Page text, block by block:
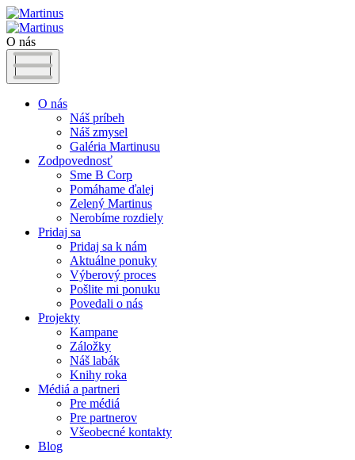
O nás
O nás
Náš príbeh
Náš zmysel
Galéria Martinusu
Zodpovednosť
Sme B Corp
Pomáhame ďalej
Zelený Martinus
Nerobíme rozdiely
Pridaj sa
Pridaj sa k nám
Aktuálne ponuky
Výberový proces
Pošlite mi ponuku
Povedali o nás
Projekty
Kampane
Záložky
Náš labák
Knihy roka
Médiá a partneri
Pre médiá
Pre partnerov
Všeobecné kontakty
Blog